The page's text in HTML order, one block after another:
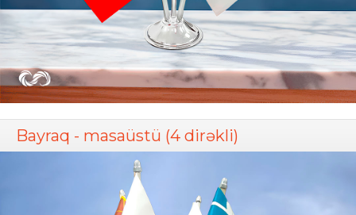
Bayraq - masaüstü (4 dirəkli)